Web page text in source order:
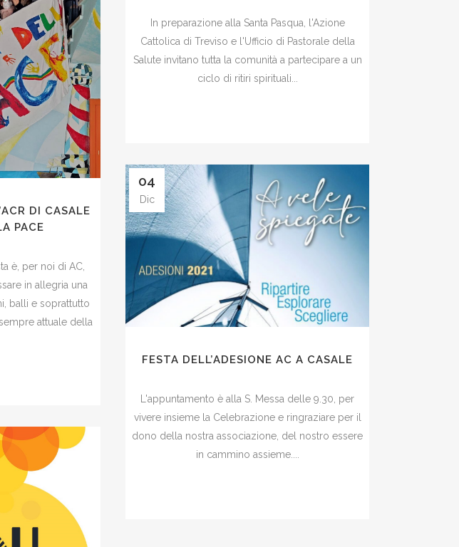
In preparazione alla Santa Pasqua, l'Azione
Cattolica di Treviso e l'Ufficio di Pastorale della
Salute invitano tutta la comunità a partecipare a un
ciclo di ritiri spirituali...
DI CASALE
PACE
è, per noi di AC,
in allegria una
balli e soprattutto
attuale della
04
Dic
FESTA DELL’ADESIONE AC A CASALE
L'appuntamento è alla S. Messa delle 9.30, per
vivere insieme la Celebrazione e ringraziare per il
dono della nostra associazione, del nostro essere
in cammino assieme....